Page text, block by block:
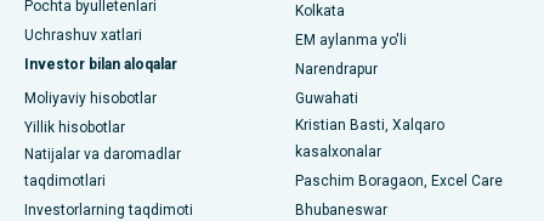
Arera koloniyasidagi eng yaxshi kasalxona, Bhopal
Jayanagar, Bangalordagi eng yaxshi kasalxona
KK Nagar, Madurai shahridagi eng yaxshi shifoxona
Ramji Nagardagi eng yaxshi kasalxona, Nellore
Pochta byulletenlari
Uchrashuv xatlari
Investor bilan aloqalar
Moliyaviy hisobotlar
Yillik hisobotlar
Natijalar va daromadlar
taqdimotlari
Investorlarning taqdimoti
Kolkata
EM aylanma yo'li
Narendrapur
Guwahati
Kristian Basti, Xalqaro
kasalxonalar
Paschim Boragaon, Excel Care
Bhubaneswar